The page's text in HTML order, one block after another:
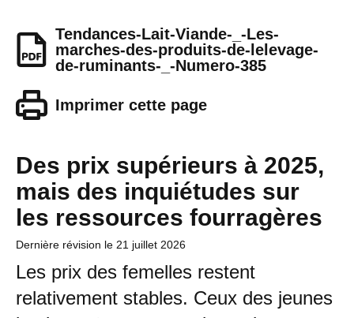
Tendances-Lait-Viande-_-Les-
marches-des-produits-de-lelevage-
de-ruminants-_-Numero-385
Imprimer cette page
Des prix supérieurs à 2025,
mais des inquiétudes sur
les ressources fourragères
Dernière révision le 21 juillet 2026
Les prix des femelles restent
relativement stables. Ceux des jeunes